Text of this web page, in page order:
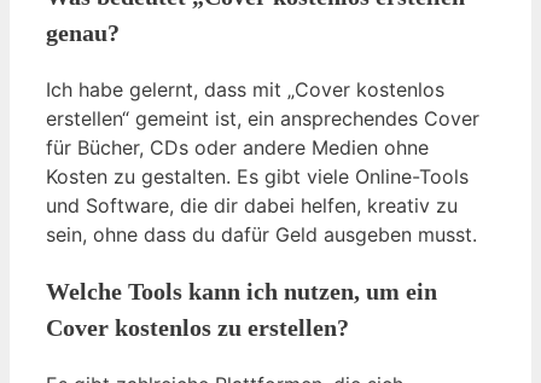
genau?
Ich habe gelernt, dass mit „Cover kostenlos
erstellen“ gemeint ist, ein ansprechendes Cover
für Bücher, CDs oder andere Medien ohne
Kosten zu gestalten. Es gibt viele Online-Tools
und Software, die dir dabei helfen, kreativ zu
sein, ohne dass du dafür Geld ausgeben musst.
Welche Tools kann ich nutzen, um ein
Cover kostenlos zu erstellen?